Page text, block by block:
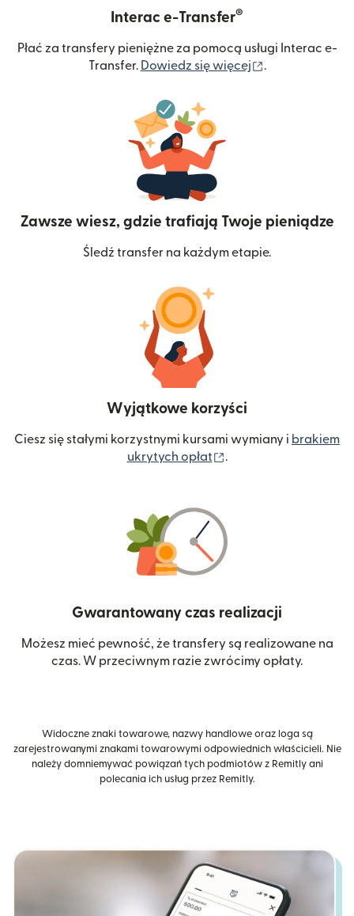
Interac e-Transfer®
Płać za transfery pieniężne za pomocą usługi Interac e-
Transfer. Dowiedz się więcej .
Zawsze wiesz, gdzie trafiają Twoje pieniądze
Śledź transfer na każdym etapie.
Wyjątkowe korzyści
Ciesz się stałymi korzystnymi kursami wymiany i brakiem
ukrytych opłat
.
Gwarantowany czas realizacji
Możesz mieć pewność, że transfery są realizowane na
czas. W przeciwnym razie zwrócimy opłaty.
Widoczne znaki towarowe, nazwy handlowe oraz loga są
zarejestrowanymi znakami towarowymi odpowiednich właścicieli. Nie
należy domniemywać powiązań tych podmiotów z Remitly ani
polecania ich usług przez Remitly.